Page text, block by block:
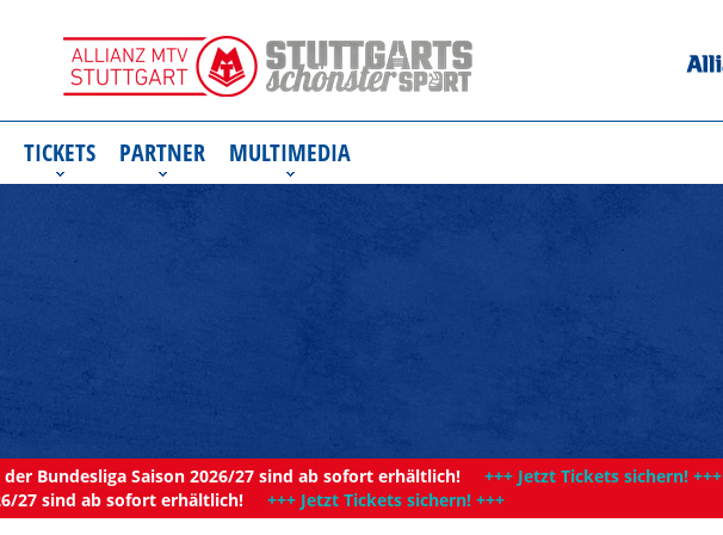
TICKETS PARTNER MULTIMEDIA
Bundesliga Saison 2026/27 sind ab sofort erhältlich! +++ Jetzt Tickets sichern! +++
27 sind ab sofort erhältlich! +++ Jetzt Tickets sichern! +++